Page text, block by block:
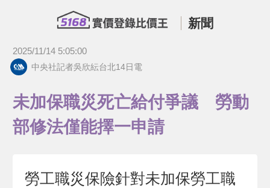
新聞
2025/11/14 5:05:00
中央社記者吳欣紜台北14日電
未加保職災死亡給付爭議 勞動
部修法僅能擇一申請
勞工職災保險針對未加保勞工職